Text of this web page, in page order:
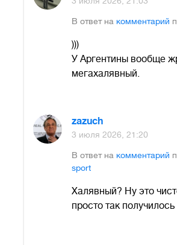
В ответ на комментарий
)))
У Аргентины вообще
мегахалявный.
zazuch
3 июля 2026, 21:20
В ответ на комментарий
sport
Халявный? Ну это
просто так получилось